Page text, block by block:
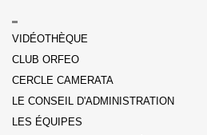
VIDÉOTHÈQUE
CLUB ORFEO
CERCLE CAMERATA
LE CONSEIL D'ADMINISTRATION
LES ÉQUIPES